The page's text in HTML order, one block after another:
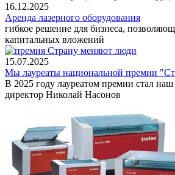
16.12.2025
Аренда лазерного оборудования
гибкое решение для бизнеса,
капитальных вложений
15.07.2025
Мы лауреаты национальной премии
В 2025 году лауреатом премии стал
директор Николай Насонов